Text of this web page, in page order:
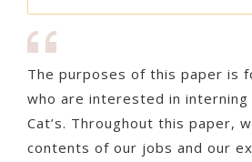
The purposes of this paper is
who are interested in interning
Cat’s. Throughout this paper,
contents of our jobs and our